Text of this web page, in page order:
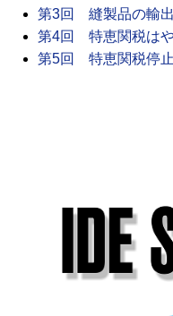
第3回 縫製品の輸
第4回 特恵関税はや
第5回 特恵関税停